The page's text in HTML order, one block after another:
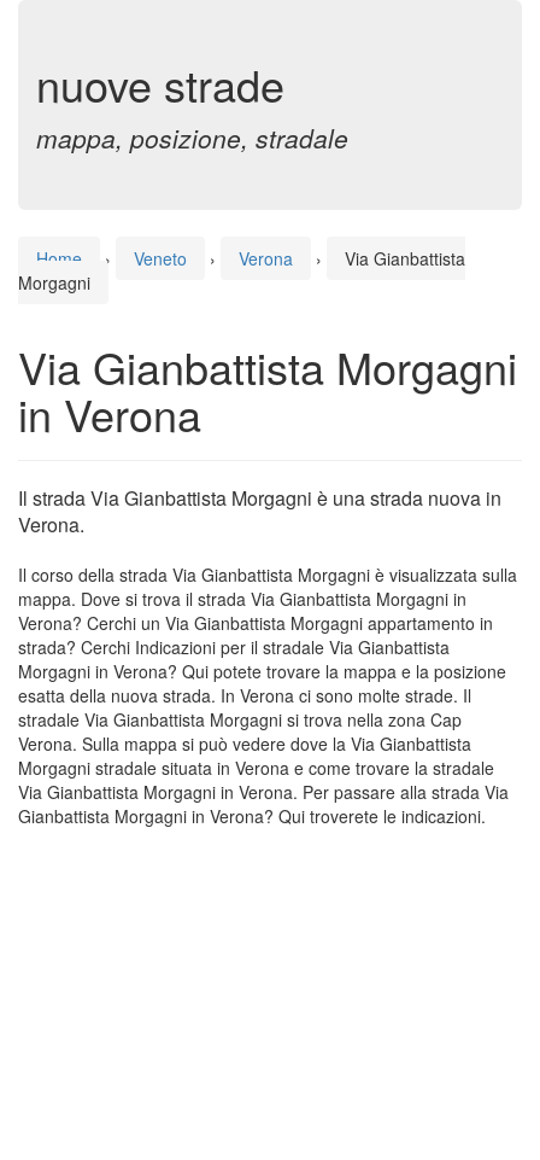
nuove strade
mappa, posizione, stradale
Home › Veneto › Verona ›
Via Gianbattista
Morgagni
Via Gianbattista Morgagni
in Verona
Il strada Via Gianbattista Morgagni è una strada nuova in
Verona.
Il corso della strada Via Gianbattista Morgagni è visualizzata sulla
mappa. Dove si trova il strada Via Gianbattista Morgagni in
Verona? Cerchi un Via Gianbattista Morgagni appartamento in
strada? Cerchi Indicazioni per il stradale Via Gianbattista
Morgagni in Verona? Qui potete trovare la mappa e la posizione
esatta della nuova strada. In Verona ci sono molte strade. Il
stradale Via Gianbattista Morgagni si trova nella zona Cap
Verona. Sulla mappa si può vedere dove la Via Gianbattista
Morgagni stradale situata in Verona e come trovare la stradale
Via Gianbattista Morgagni in Verona. Per passare alla strada Via
Gianbattista Morgagni in Verona? Qui troverete le indicazioni.